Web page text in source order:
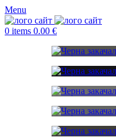
Menu
0 items 0.00 €